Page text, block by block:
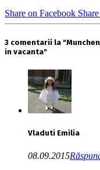
Share on Facebook
3 comentarii la
in vacanta"
Vladuti Emilia
08.09.2015